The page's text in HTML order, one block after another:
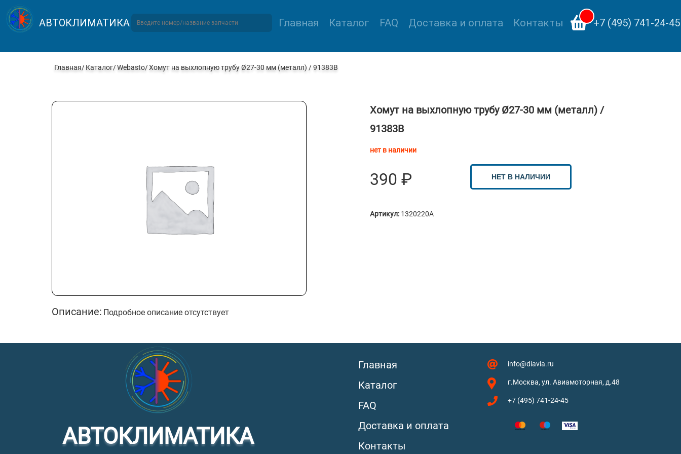
АВТОКЛИМАТИКА Главная Каталог FAQ Доставка и оплата Контакты +7 (495) 741-24-45
Главная Каталог Webasto Хомут на выхлопную трубу Ø27-30 мм (металл) / 91383B
Хомут на выхлопную трубу Ø27-30 мм (металл) /
91383B
нет в наличии
390 ₽ НЕТ В НАЛИЧИИ
Артикул: 1320220A
Описание: Подробное описание отсутствует
АВТОКЛИМАТИКА
Главная
Каталог
FAQ
Доставка и оплата
Контакты
info@diavia.ru
г.Москва, ул. Авиамоторная, д.48
+7 (495) 741-24-45